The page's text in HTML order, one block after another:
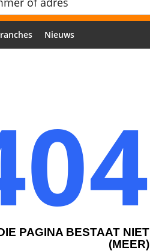
Nieuws
PAGINA BESTAAT NIET
(MEER)